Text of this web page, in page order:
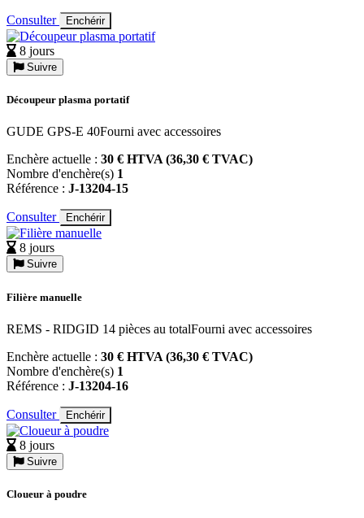
Consulter Enchérir
8 jours
Suivre
Découpeur plasma portatif
GUDE GPS-E 40Fourni avec accessoires
Enchère actuelle : 30 € HTVA (36,30 € TVAC)
Nombre d'enchère(s) 1
Référence : J-13204-15
Consulter Enchérir
8 jours
Suivre
Filière manuelle
REMS - RIDGID 14 pièces au totalFourni avec accessoires
Enchère actuelle : 30 € HTVA (36,30 € TVAC)
Nombre d'enchère(s) 1
Référence : J-13204-16
Consulter Enchérir
8 jours
Suivre
Cloueur à poudre